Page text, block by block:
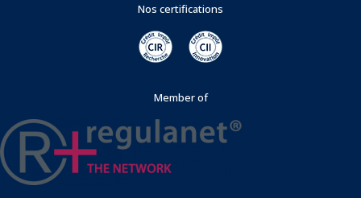
Nos certifications
Member of